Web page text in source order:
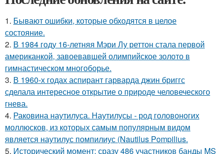
1. Бывают ошибки, которые обходятся в целое
состояние.
2. В 1984 году 16-летняя Мэри Лу реттон стала первой
американкой, завоевавшей олимпийское золото в
гимнастическом многоборье.
3. В 1960-х годах аспирант гарварда джин бриггс
сделала интересное открытие о природе человеческого
гнева.
4. Раковина наутилуса. Наутилусы - род головоногих
моллюсков, из которых самым популярным видом
является наутилус помпилиус (Nautilus Pompilius.
5. Исторический момент: сразу 486 участников банды MS